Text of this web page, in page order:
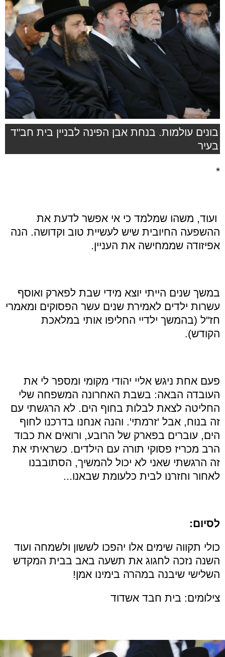
בונים עולמות. בנחת אבן הפינה לבניין בית חב"ד
בעיר
*
ועוד, משהו שמלמד כי אי אפשר לדעת את
ההשפעה החיובית שיש לעשיית טוב וקדושה. הנה
אפיזודה שממחישה את העניין.
במשך שנים הייתי יוצא מידי שבת לפארק ואוסף
עשרות ילדים לאמירת שנים עשר הפסוקים ומאמרי
חז"ל (בהמשך ילדיי החליפו אותי במלאכת
הקודש).
פעם אחת ניגש אליי יהודי מקומי ומספר לי את
העובדה הבאה: בשבת האחרונה המשפחה שלי
החליטה לצאת לבלות בחוף הים. לא הרגשתי עם
זה בנוח, אבל 'זרמתי'. והנה אנחנו בדרכנו לחוף
הים, עוברים בפארק של הרובע, ורואים את כבוד
הרב מכריז פסוקי תורה עם הילדים. כשראיתי את
זה הרגשתי שאני לא יכול להמשיך, הסתובבנו
לאחור וחזרנו לבית כלעומת שבאנו...
לסיום:
כולי תקווה שימים אלו יהפכו לששון ולשמחה ועוד
השנה נזכה לחגוג את תשעה באב בבית המקדש
השלישי שיבנה במהרה בימינו אמן!
צילומים: בית חבד אשדוד